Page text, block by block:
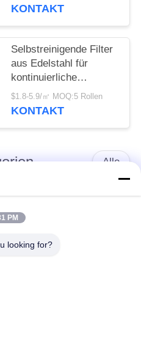
KONTAKT
Selbstreinigende Filter
aus Edelstahl für
kontinuierliche
Verfahren
$1.8-5.9/㎡ MOQ:5 Rollen
KONTAKT
Alle
Verpackung
PM
looking for?